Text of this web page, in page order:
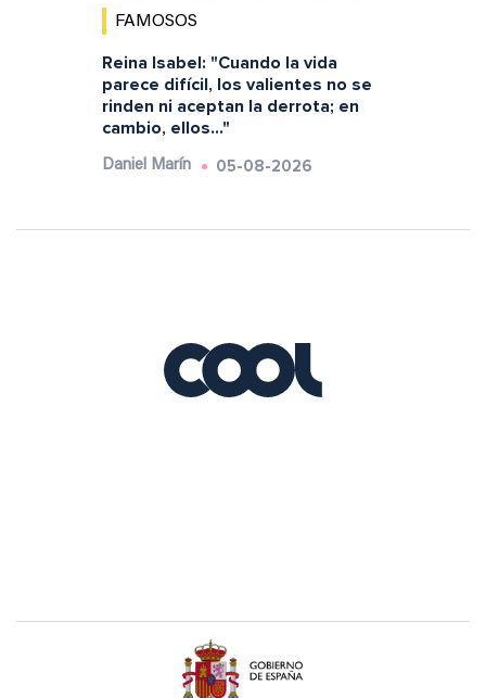
FAMOSOS
Reina Isabel: "Cuando la vida
parece difícil, los valientes no se
rinden ni aceptan la derrota; en
cambio, ellos..."
Daniel Marín 05-08-2026